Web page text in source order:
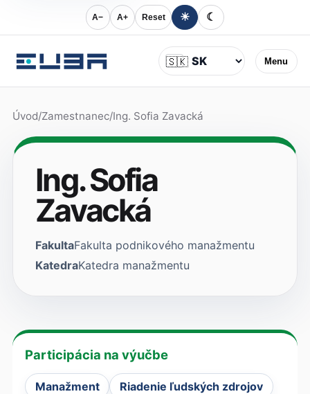
A− A+ Reset ☀ ☾
Menu
Jazyk
🇸🇰
Úvod/Zamestnanec/Ing. Sofia Zavacká
Ing. Sofia
Zavacká
FakultaFakulta podnikového manažmentu
KatedraKatedra manažmentu
Participácia na výučbe
Manažment Riadenie ľudských zdrojov